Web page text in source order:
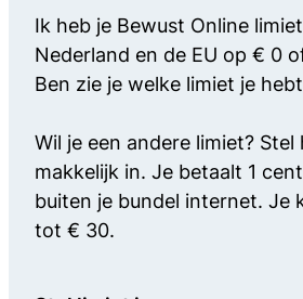
Ik heb je Bewust Online
Nederland en de EU op € 0
Ben zie je welke limiet je
Wil je een andere limiet? Stel
makkelijk in. Je betaalt 1
buiten je bundel internet. Je
tot € 30.